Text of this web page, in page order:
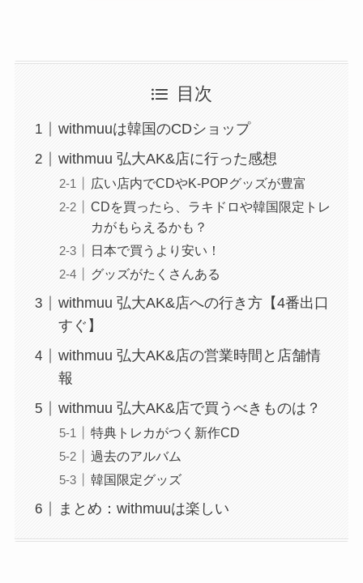
目次
withmuuは韓国のCDショップ
withmuu 弘大AK&店に行った感想
広い店内でCDやK-POPグッズが豊富
CDを買ったら、ラキドロや韓国限定トレ
カがもらえるかも？
日本で買うより安い！
グッズがたくさんある
withmuu 弘大AK&店への行き方【4番出口
すぐ】
withmuu 弘大AK&店の営業時間と店舗情
報
withmuu 弘大AK&店で買うべきものは？
特典トレカがつく新作CD
過去のアルバム
韓国限定グッズ
まとめ：withmuuは楽しい